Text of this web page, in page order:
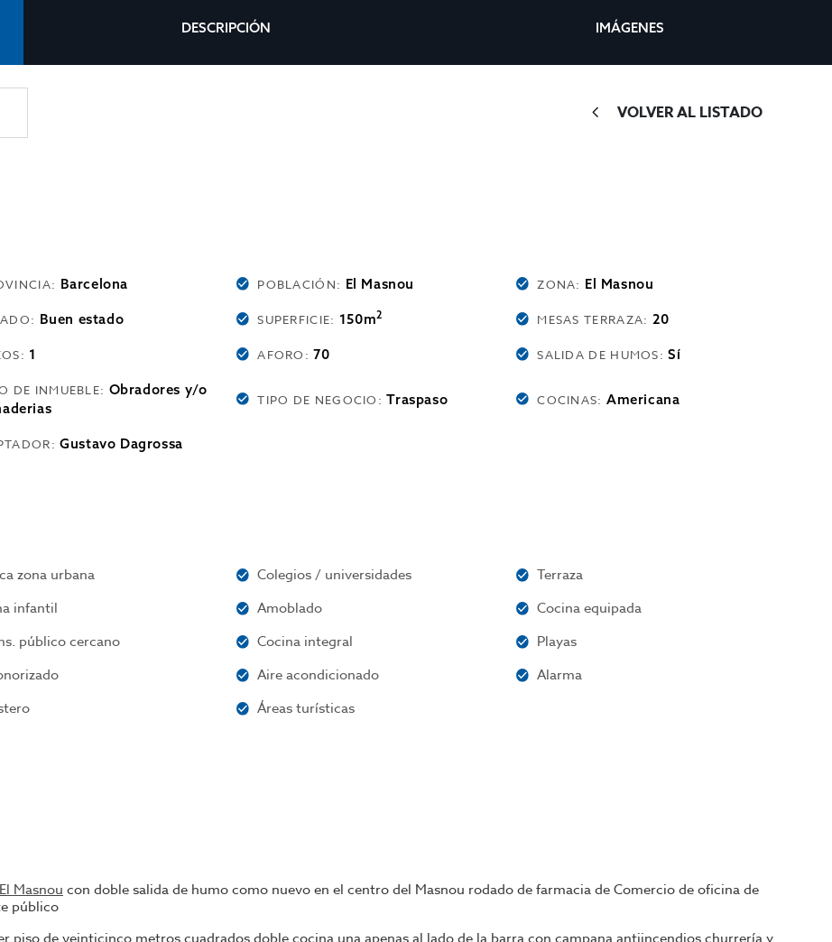
DESCRIPCIÓN IMÁGENES
VOLVER AL LISTADO
Barcelona POBLACIÓN: El Masnou ZONA: El Masnou
Buen estado SUPERFICIE: 150m2 MESAS TERRAZA: 20
1 AFORO:70 SALIDA DE HUMOS:Sí
DE INMUEBLE: Obradores y/o
TIPO DE NEGOCIO:Traspaso COCINAS: Americana
Gustavo Dagrossa
zona urbana Colegios / universidades
Terraza
infantil Amoblado
Cocina equipada
público cercano Cocina integral
Playas
Aire acondicionado
Alarma
Áreas turísticas
Masnou con doble salida de humo como nuevo en el centro del Masnou rodado de farmacia de Comercio de oficina de
público